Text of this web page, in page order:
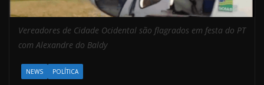
Vereadores de Cidade Ocidental são flagrados em festa do PT
com Alexandre do Baldy
NEWS POLÍTICA